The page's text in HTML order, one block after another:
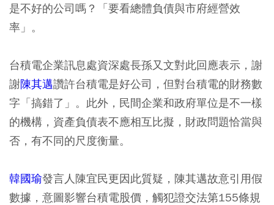
是不好的公司嗎？「要看總體負債與市府經營效
率」。
台積電企業訊息處資深處長孫又文對此回應表示，謝
謝陳其邁讚許台積電是好公司，但對台積電的財務數
字「搞錯了」。此外，民間企業和政府單位是不一樣
的機構，資產負債表不應相互比擬，財政問題恰當與
否，有不同的尺度衡量。
韓國瑜發言人陳宜民更因此質疑，陳其邁故意引用假
數據，意圖影響台積電股價，觸犯證交法第155條規